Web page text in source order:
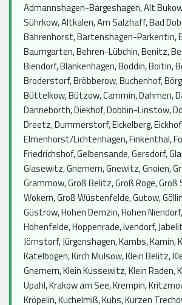
Admannshagen-Bargeshagen, Alt
Sührkow, Altkalen, Am Salzhaff, Bad
Bahrenhorst, Bartenshagen-Parkentin,
Baumgarten, Behren-Lübchin, Benitz,
Biendorf, Blankenhagen, Boddin, Boitin,
Broderstorf, Bröbberow, Buchenhof,
Büttelkow, Bützow, Cammin, Dahmen,
Danneborth, Diekhof, Dobbin-Linstow,
Dreetz, Dummerstorf, Eickelberg,
Elmenhorst/Lichtenhagen, Finkenthal,
Friedrichshof, Gelbensande, Gersdorf,
Glasewitz, Gnemern, Gnewitz, Gnoien,
Grammow, Groß Belitz, Groß Roge, Groß
Wokern, Groß Wüstenfelde, Gutow,
Güstrow, Hohen Demzin, Hohen
Hohenfelde, Hoppenrade, Ivendorf,
Jörnstorf, Jürgenshagen, Kambs, Kamin,
Katelbogen, Kirch Mulsow, Klein Belitz,
Gnemern, Klein Kussewitz, Klein Raden,
Upahl, Krakow am See, Krempin,
Kröpelin, Kuchelmiß, Kuhs, Kurzen